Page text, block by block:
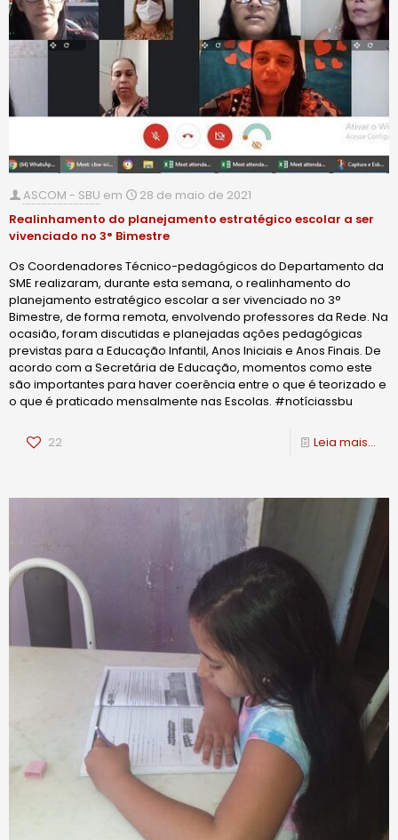
ASCOM - SBU em
28 de maio de 2021
Realinhamento do planejamento estratégico escolar a ser
vivenciado no 3° Bimestre
Os Coordenadores Técnico-pedagógicos do Departamento da
SME realizaram, durante esta semana, o realinhamento do
planejamento estratégico escolar a ser vivenciado no 3°
Bimestre, de forma remota, envolvendo professores da Rede. Na
ocasião, foram discutidas e planejadas ações pedagógicas
previstas para a Educação Infantil, Anos Iniciais e Anos Finais. De
acordo com a Secretária de Educação, momentos como este
são importantes para haver coerência entre o que é teorizado e
o que é praticado mensalmente nas Escolas. #notíciassbu
22 Leia mais...